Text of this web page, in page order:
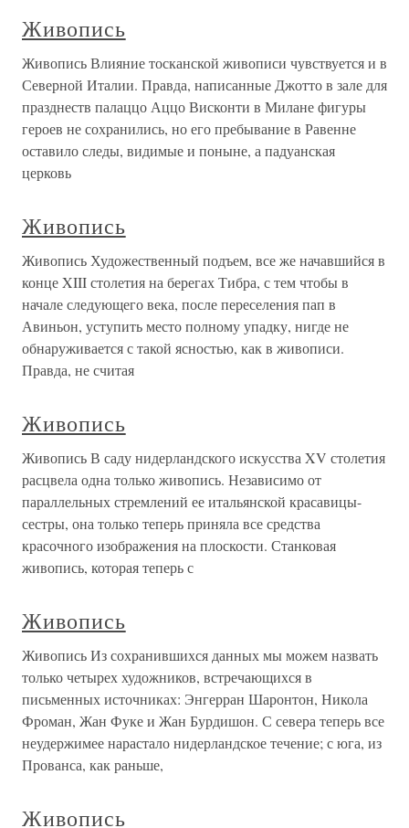
Живопись
Живопись Влияние тосканской живописи чувствуется и в
Северной Италии. Правда, написанные Джотто в зале для
празднеств палаццо Аццо Висконти в Милане фигуры
героев не сохранились, но его пребывание в Равенне
оставило следы, видимые и поныне, а падуанская
церковь
Живопись
Живопись Художественный подъем, все же начавшийся в
конце XIII столетия на берегах Тибра, с тем чтобы в
начале следующего века, после переселения пап в
Авиньон, уступить место полному упадку, нигде не
обнаруживается с такой ясностью, как в живописи.
Правда, не считая
Живопись
Живопись В саду нидерландского искусства XV столетия
расцвела одна только живопись. Независимо от
параллельных стремлений ее итальянской красавицы-
сестры, она только теперь приняла все средства
красочного изображения на плоскости. Станковая
живопись, которая теперь с
Живопись
Живопись Из сохранившихся данных мы можем назвать
только четырех художников, встречающихся в
письменных источниках: Энгерран Шаронтон, Никола
Фроман, Жан Фуке и Жан Бурдишон. С севера теперь все
неудержимее нарастало нидерландское течение; с юга, из
Прованса, как раньше,
Живопись